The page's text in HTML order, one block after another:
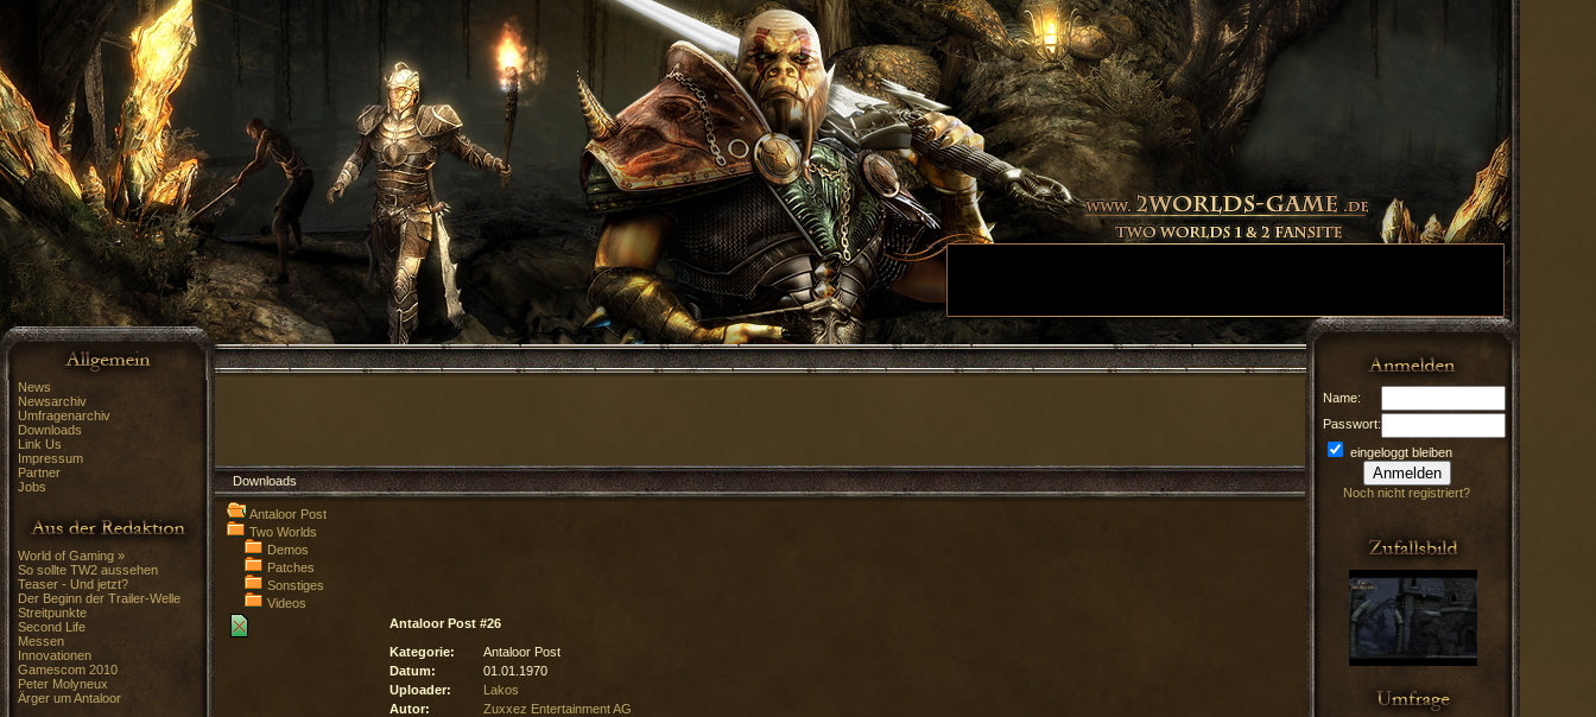
News
Newsarchiv
Umfragenarchiv
Downloads
Link Us
Impressum
Partner
Jobs
World of Gaming »
So sollte TW2 aussehen
Teaser - Und jetzt?
Der Beginn der Trailer-Welle
Streitpunkte
Second Life
Messen
Innovationen
Gamescom 2010
Peter Molyneux
Ärger um Antaloor
Downloads
Antaloor Post
Two Worlds
Demos
Patches
Sonstiges
Videos
Antaloor Post #26
Kategorie:
Antaloor Post
Datum:
01.01.1970
Uploader:
Lakos
Autor:
Zuxxez Entertainment AG
Name:
Passwort:
eingeloggt bleiben
Noch nicht registriert?